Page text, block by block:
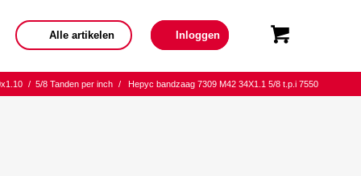
Alle artikelen Inloggen
/ 5/8 Tanden per inch / Hepyc bandzaag 7309 M42 34X1.1 5/8 t.p.i 7550